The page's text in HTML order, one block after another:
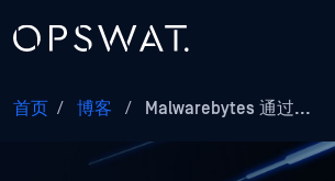
首页 / 博客 / Malwarebytes 通过...